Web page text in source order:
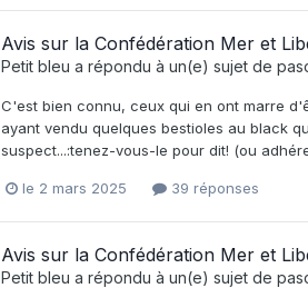
Avis sur la Confédération Mer et
Petit bleu a répondu à un(e) sujet de
C'est bien connu, ceux qui en ont marre
ayant vendu quelques bestioles au black
suspect...:tenez-vous-le pour dit! (ou
le 2 mars 2025 39 réponses
Avis sur la Confédération Mer et
Petit bleu a répondu à un(e) sujet de